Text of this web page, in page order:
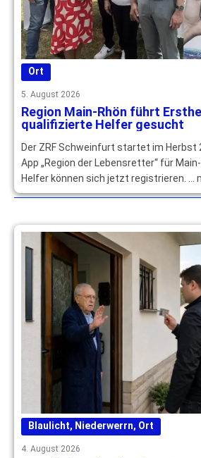
Ort
5. August 2026
Region Main-Rhön führt
qualifizierte Helfer gesucht
Der ZRF Schweinfurt startet im Herbst
App „Region der Lebensretter“ für
Helfer können sich jetzt registrieren. …
Blaulicht, Niederwerrn, Ort
4. August 2026